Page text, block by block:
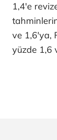
1,4'e
ve 1,6'ya,
yüzde 1,6